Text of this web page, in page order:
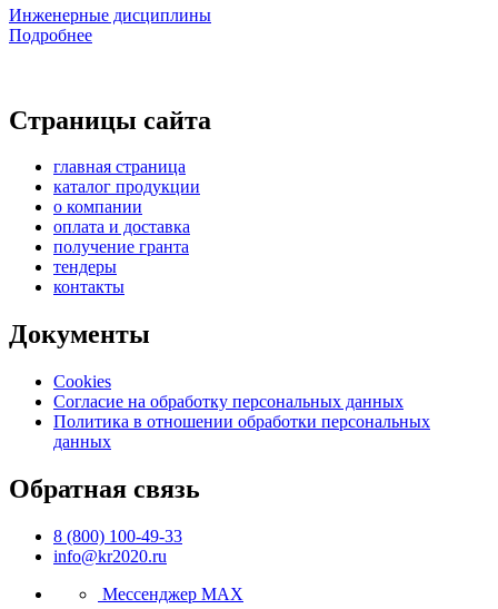
Инженерные дисциплины
Подробнее
Страницы сайта
главная страница
каталог продукции
о компании
оплата и доставка
получение гранта
тендеры
контакты
Документы
Cookies
Согласие на обработку персональных данных
Политика в отношении обработки персональных
данных
Обратная связь
8 (800) 100-49-33
info@kr2020.ru
Мессенджер MAX